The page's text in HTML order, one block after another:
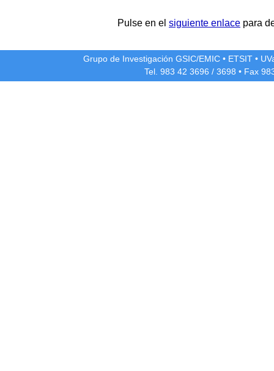
Pulse en el siguiente enlace para
Grupo de Investigación GSIC/EMIC • ETSIT •
Tel. 983 42 3696 / 3698 • Fax